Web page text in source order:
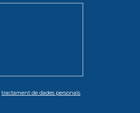
tractament de dades personals.